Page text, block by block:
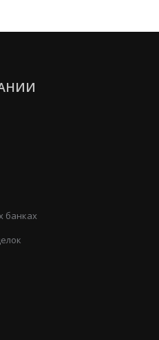
банках